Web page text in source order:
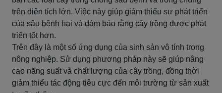
trên diện tích lớn. Việc này giúp giảm thiểu sự phát triển
của sâu bệnh hại và đảm bảo rằng cây trồng được phát
triển tốt hơn.
Trên đây là một số ứng dụng của sinh sản vô tính trong
nông nghiệp. Sử dụng phương pháp này sẽ giúp nâng
cao năng suất và chất lượng của cây trồng, đồng thời
giảm thiểu tác động tiêu cực đến môi trường từ sản xuất